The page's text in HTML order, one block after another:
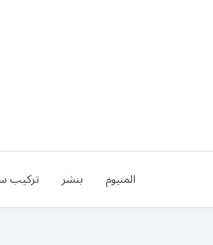
المنيوم بنشر تركيب